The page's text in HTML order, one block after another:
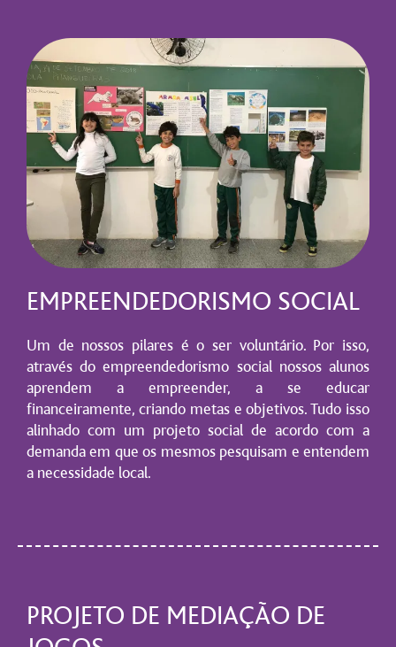
EMPREENDEDORISMO SOCIAL
Um de nossos pilares é o ser voluntário. Por isso,
através doempreendedorismo socialnossos alunos
aprendem a empreender, a se educar
financeiramente, criando metas e objetivos. Tudo isso
alinhado com um projeto social de acordo com a
demanda em que os mesmos pesquisam e entendem
a necessidade local.
PROJETO DE MEDIAÇÃO DE